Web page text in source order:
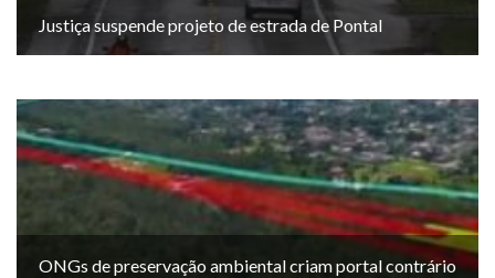
Justiça suspende projeto de estrada de Pontal
ONGs de preservação ambiental criam portal contrário